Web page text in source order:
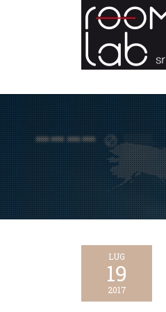
LUG
19
2017